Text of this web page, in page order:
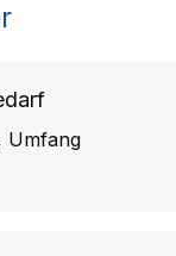
Umfang